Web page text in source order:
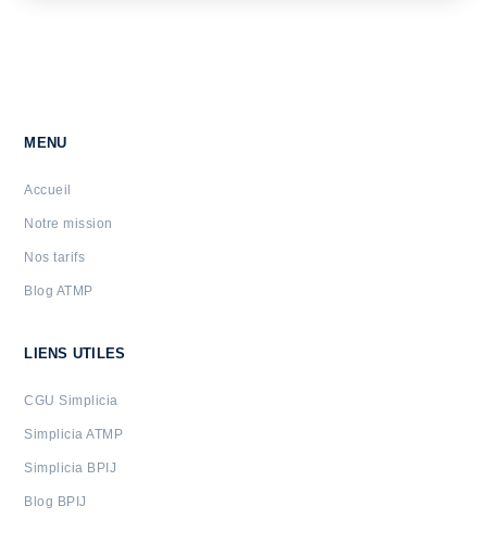
MENU
Accueil
Notre mission
Nos tarifs
Blog ATMP
LIENS UTILES
CGU Simplicia
Simplicia ATMP
Simplicia BPIJ
Blog BPIJ